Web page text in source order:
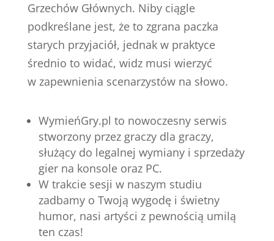
Grzechów Głównych. Niby ciągle
podkreślane jest, że to zgrana paczka
starych przyjaciół, jednak w praktyce
średnio to widać, widz musi wierzyć
w zapewnienia scenarzystów na słowo.
WymieńGry.pl to nowoczesny serwis
stworzony przez graczy dla graczy,
służący do legalnej wymiany i sprzedaży
gier na konsole oraz PC.
W trakcie sesji w naszym studiu
zadbamy o Twoją wygodę i świetny
humor, nasi artyści z pewnością umilą
ten czas!